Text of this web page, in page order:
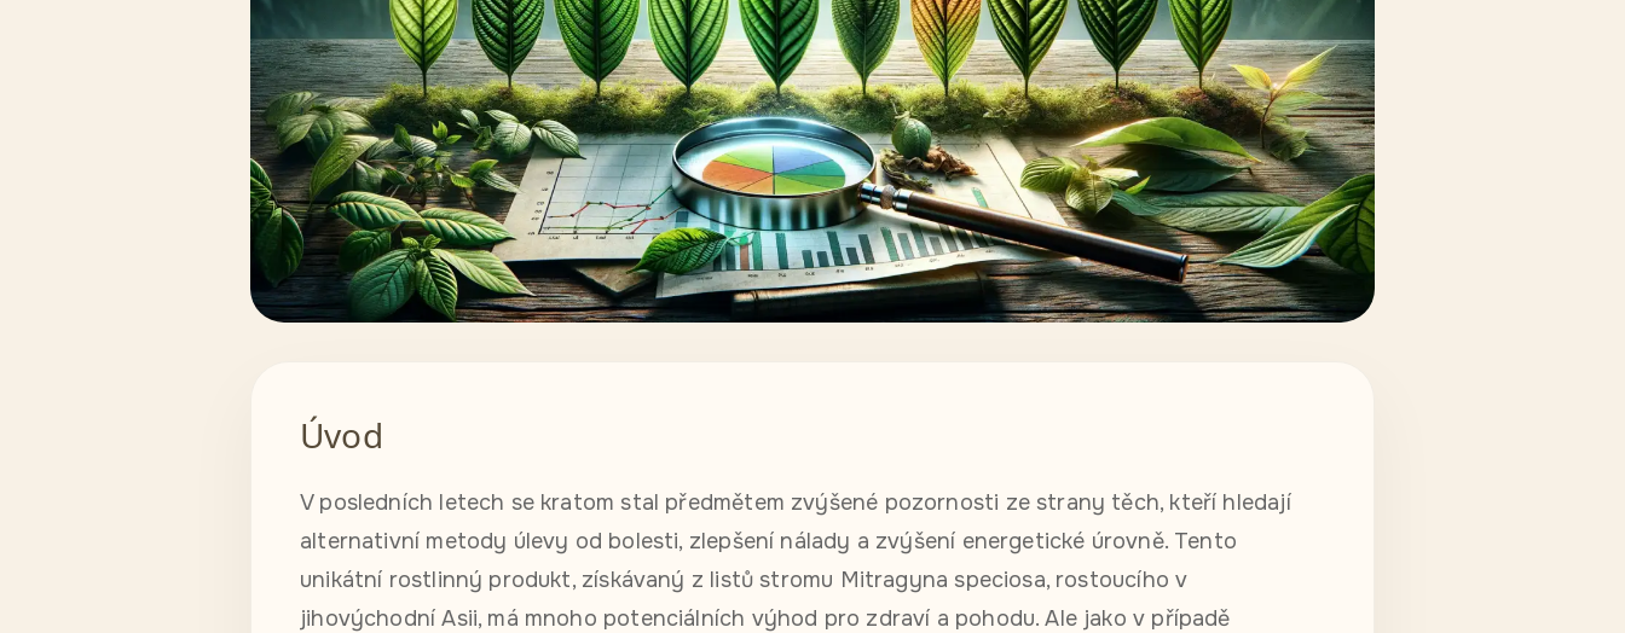
Úvod
V posledních letech se kratom stal předmětem zvýšené pozornosti ze strany těch, kteří hledají
alternativní metody úlevy od bolesti, zlepšení nálady a zvýšení energetické úrovně. Tento
unikátní rostlinný produkt, získávaný z listů stromu Mitragyna speciosa, rostoucího v
jihovýchodní Asii, má mnoho potenciálních výhod pro zdraví a pohodu. Ale jako v případě